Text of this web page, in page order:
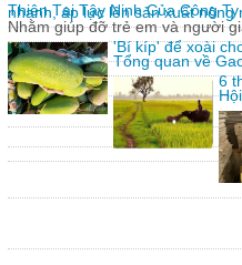
nhanh, áp lực lên sản xuất nông
'Bí kíp' để xoài
6
Thiện Tại Tây Ninh Của Công
Nhằm giúp đỡ trẻ em và người
Tổng quan về